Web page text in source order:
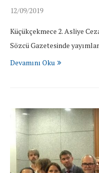
12/09/2019
Küçükçekmece 2. Asliye
Sözcü Gazetesinde
Devamını Oku